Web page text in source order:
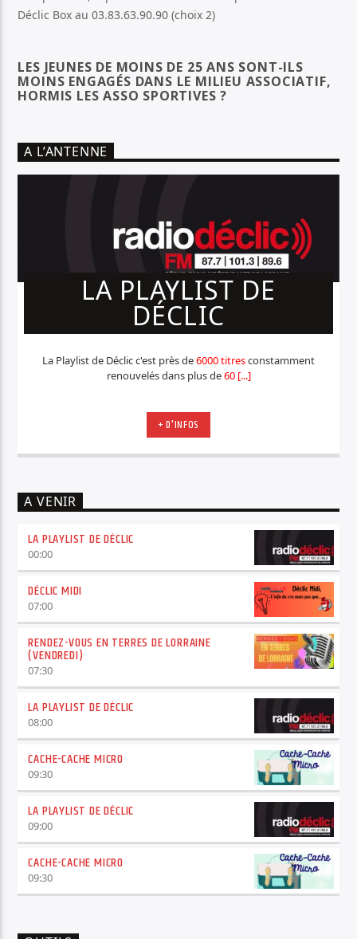
Déclic Box au 03.83.63.90.90 (choix 2)
LES JEUNES DE MOINS DE 25 ANS SONT-ILS
MOINS ENGAGÉS DANS LE MILIEU ASSOCIATIF,
HORMIS LES ASSO SPORTIVES ?
A L’ANTENNE
LA PLAYLIST DE
DÉCLIC
La Playlist de Déclic c'est près de6000 titresconstamment
renouvelés dans plus de60 [...]
+ D'INFOS
A VENIR
LA PLAYLIST DE DÉCLIC
00:00
DÉCLIC MIDI
07:00
RENDEZ-VOUS EN TERRES DE LORRAINE
(VENDREDI)
07:30
LA PLAYLIST DE DÉCLIC
08:00
CACHE-CACHE MICRO
09:30
LA PLAYLIST DE DÉCLIC
09:00
CACHE-CACHE MICRO
09:30